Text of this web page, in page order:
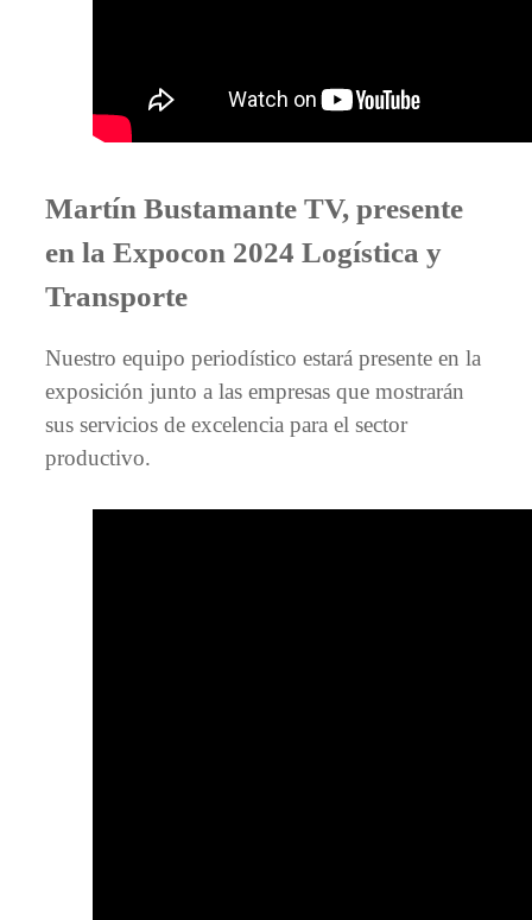
Martín Bustamante TV, presente
en la Expocon 2024 Logística y
Transporte
Nuestro equipo periodístico estará presente en la
exposición junto a las empresas que mostrarán
sus servicios de excelencia para el sector
productivo.